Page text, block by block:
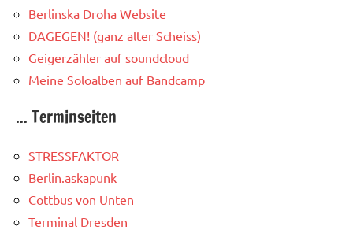
Berlinska Droha Website
DAGEGEN! (ganz alter Scheiss)
Geigerzähler auf soundcloud
Meine Soloalben auf Bandcamp
... Terminseiten
STRESSFAKTOR
Berlin.askapunk
Cottbus von Unten
Terminal Dresden